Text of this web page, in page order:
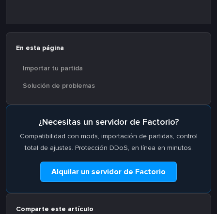
En esta página
Importar tu partida
Solución de problemas
¿Necesitas un servidor de Factorio?
Compatibilidad con mods, importación de partidas, control
total de ajustes. Protección DDoS, en línea en minutos.
Alquilar un servidor de Factorio
Comparte este artículo